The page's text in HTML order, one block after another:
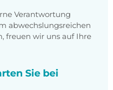
Verantwortung
abwechslungsreichen
freuen wir uns auf Ihre
Sie bei